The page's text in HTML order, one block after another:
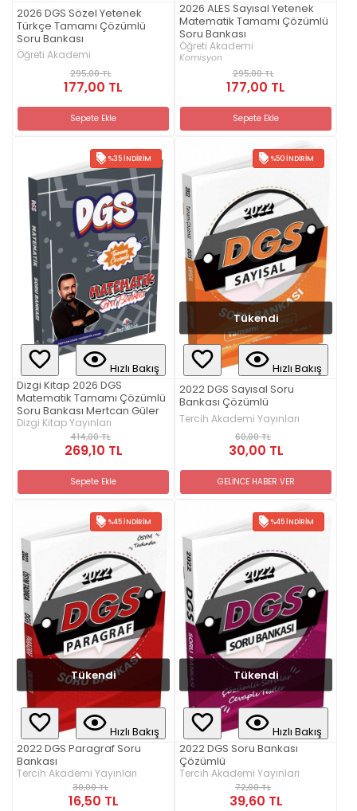
2026 DGS Sözel Yetenek
Türkçe Tamamı Çözümlü
Soru Bankası
Öğreti Akademi
295,00 TL
177,00 TL
Sepete Ekle
2026 ALES Sayısal Yetenek
Matematik Tamamı Çözümlü
Soru Bankası
Öğreti Akademi
Komisyon
295,00 TL
177,00 TL
Sepete Ekle
%35 İNDIRIM
Hızlı Bakış
Dizgi Kitap 2026 DGS
Matematik Tamamı Çözümlü
Soru Bankası Mertcan Güler
Dizgi Kitap Yayınları
414,00 TL
269,10 TL
Sepete Ekle
%50 İNDIRIM
Tükendi
Hızlı Bakış
2022 DGS Sayısal Soru
Bankası Çözümlü
Tercih Akademi Yayınları
60,00 TL
30,00 TL
GELİNCE HABER VER
%45 İNDIRIM
Tükendi
Hızlı Bakış
2022 DGS Paragraf Soru
Bankası
Tercih Akademi Yayınları
30,00 TL
16,50 TL
%45 İNDIRIM
Tükendi
Hızlı Bakış
2022 DGS Soru Bankası
Çözümlü
Tercih Akademi Yayınları
72,00 TL
39,60 TL